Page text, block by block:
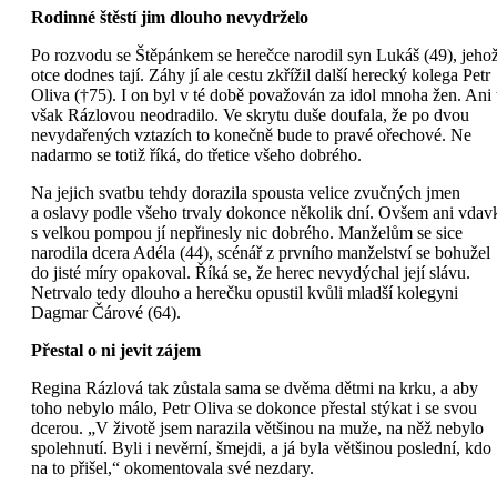
Rodinné štěstí jim dlouho nevydrželo
Po rozvodu se Štěpánkem se herečce narodil syn Lukáš (49),
otce dodnes tají. Záhy jí ale cestu zkřížil další herecký kolega Petr
Oliva (†75). I on byl v té době považován za idol mnoha žen. Ani
však Rázlovou neodradilo. Ve skrytu duše doufala, že po dvou
nevydařených vztazích to konečně bude to pravé ořechové. Ne
nadarmo se totiž říká, do třetice všeho dobrého.
Na jejich svatbu tehdy dorazila spousta velice zvučných jmen
a oslavy podle všeho trvaly dokonce několik dní. Ovšem ani
s velkou pompou jí nepřinesly nic dobrého. Manželům se sice
narodila dcera Adéla (44), scénář z prvního manželství se bohužel
do jisté míry opakoval. Říká se, že herec nevydýchal její slávu.
Netrvalo tedy dlouho a herečku opustil kvůli mladší kolegyni
Dagmar Čárové (64).
Přestal o ni jevit zájem
Regina Rázlová tak zůstala sama se dvěma dětmi na krku, a aby
toho nebylo málo, Petr Oliva se dokonce přestal stýkat i se svou
dcerou. „V životě jsem narazila většinou na muže, na něž nebylo
spolehnutí. Byli i nevěrní, šmejdi, a já byla většinou poslední, kdo
na to přišel,“ okomentovala své nezdary.